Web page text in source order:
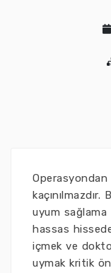
uyum sağlama
hassas
içmek ve
uymak kritik